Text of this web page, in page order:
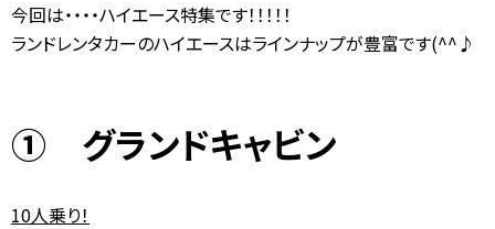
0120-784-893
レンタカー申込み
今回は・・・・ハイエース特集です！！！！！
ランドレンタカーのハイエースはラインナップが豊富です(^^♪
① グランドキャビン
10人乗り！